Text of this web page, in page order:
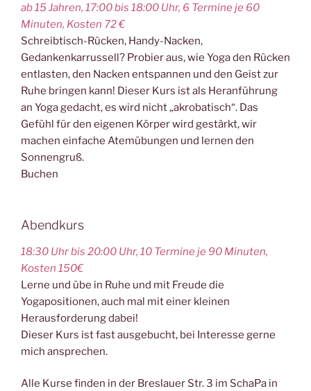
ab 15 Jahren, 17:00 bis 18:00 Uhr, 6 Termine je 60
Minuten, Kosten 72 €
Schreibtisch-Rücken, Handy-Nacken,
Gedankenkarrussell? Probier aus, wie Yoga den Rücken
entlasten, den Nacken entspannen und den Geist zur
Ruhe bringen kann! Dieser Kurs ist als Heranführung
an Yoga gedacht, es wird nicht „akrobatisch“. Das
Gefühl für den eigenen Körper wird gestärkt, wir
machen einfache Atemübungen und lernen den
Sonnengruß.
Buchen
Abendkurs
18:30 Uhr bis 20:00 Uhr, 10 Termine je 90 Minuten,
Kosten 150€
Lerne und übe in Ruhe und mit Freude die
Yogapositionen, auch mal mit einer kleinen
Herausforderung dabei!
Dieser Kurs ist fast ausgebucht, bei Interesse gerne
mich ansprechen.
Alle Kurse finden in der Breslauer Str. 3 im SchaPa in